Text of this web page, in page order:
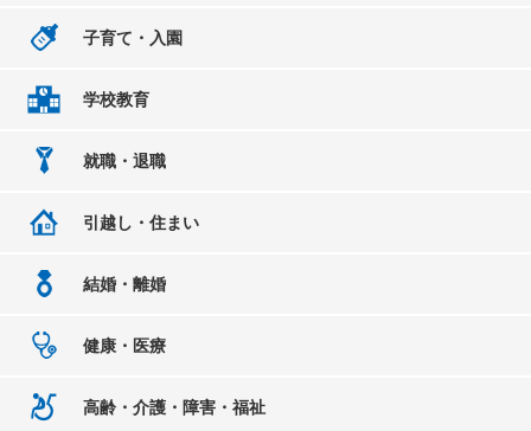
子育て・入園
学校教育
就職・退職
引越し・住まい
結婚・離婚
健康・医療
高齢・介護・障害・福祉